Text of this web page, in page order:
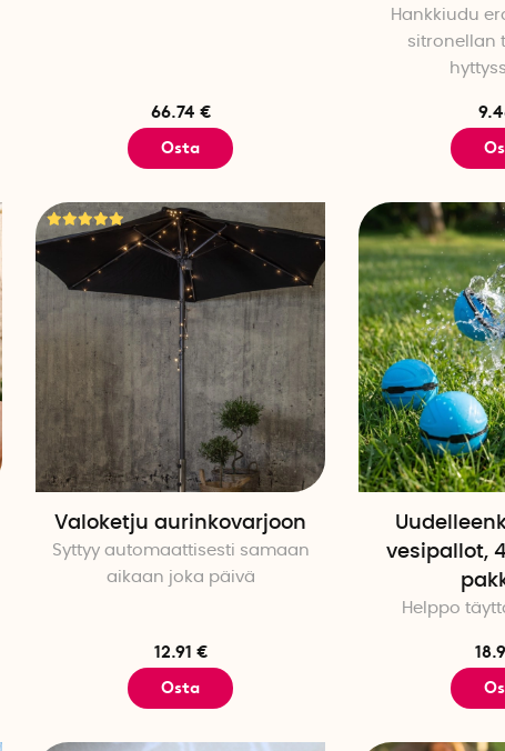
66.74 €
Osta
Hankkiudu
sitronellan
Valoketju aurinkovarjoon
Syttyy automaattisesti samaan
aikaan joka päivä
12.91 €
Osta
vesipallot,
Helppo